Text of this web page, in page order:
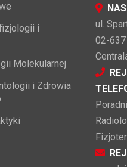
i
Molekularnej
i Zdrowia
ul.
02-